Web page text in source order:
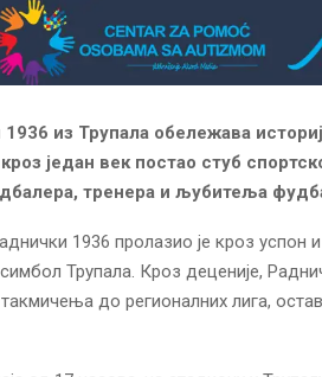
из Трупала обележава
један век постао стуб
тренера и љубитеља
1936 пролазио је кроз успон
Трупала. Кроз деценије,
до регионалних лига,